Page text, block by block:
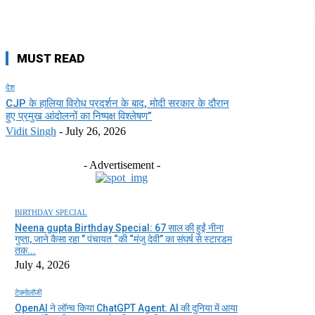
MUST READ
देश
CJP के हालिया विरोध प्रदर्शन के बाद, मोदी सरकार के दौरान
हुए प्रमुख आंदोलनों का निष्पक्ष विश्लेषण”
Vidit Singh - July 26, 2026
- Advertisement -
BIRTHDAY SPECIAL
Neena gupta Birthday Special: 67 साल की हुईं नीना
गुप्ता, जाने कैसा रहा ” पंचायत “की “मंजु देवी” का संघर्ष से स्टारडम
तक...
July 4, 2026
टेक्नोलॉजी
OpenAI ने लॉन्च किया ChatGPT Agent: AI की दुनिया में आया